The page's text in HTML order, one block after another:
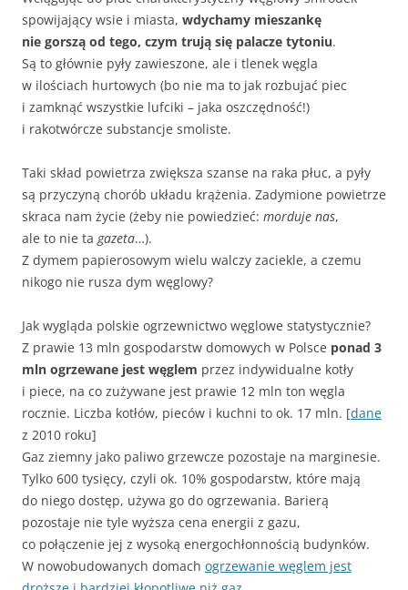
spowijający wsie i miasta, wdychamy mieszankę
nie gorszą od tego, czym trują się palacze tytoniu.
Są to głównie pyły zawieszone, ale i tlenek węgla
w ilościach hurtowych (bo nie ma to jak rozbujać piec
i zamknąć wszystkie lufciki – jaka oszczędność!)
i rakotwórcze substancje smoliste.
Taki skład powietrza zwiększa szanse na raka płuc, a pyły
są przyczyną chorób układu krążenia. Zadymione powietrze
skraca nam życie (żeby nie powiedzieć: morduje nas,
ale to nie ta gazeta…).
Z dymem papierosowym wielu walczy zaciekle, a czemu
nikogo nie rusza dym węglowy?
Jak wygląda polskie ogrzewnictwo węglowe statystycznie?
Z prawie 13 mln gospodarstw domowych w Polsce ponad 3
mln ogrzewane jest węglem przez indywidualne kotły
i piece, na co zużywane jest prawie 12 mln ton węgla
rocznie. Liczba kotłów, pieców i kuchni to ok. 17 mln. [dane
z 2010 roku]
Gaz ziemny jako paliwo grzewcze pozostaje na marginesie.
Tylko 600 tysięcy, czyli ok. 10% gospodarstw, które mają
do niego dostęp, używa go do ogrzewania. Barierą
pozostaje nie tyle wyższa cena energii z gazu,
co połączenie jej z wysoką energochłonnością budynków.
W nowobudowanych domach ogrzewanie węglem jest